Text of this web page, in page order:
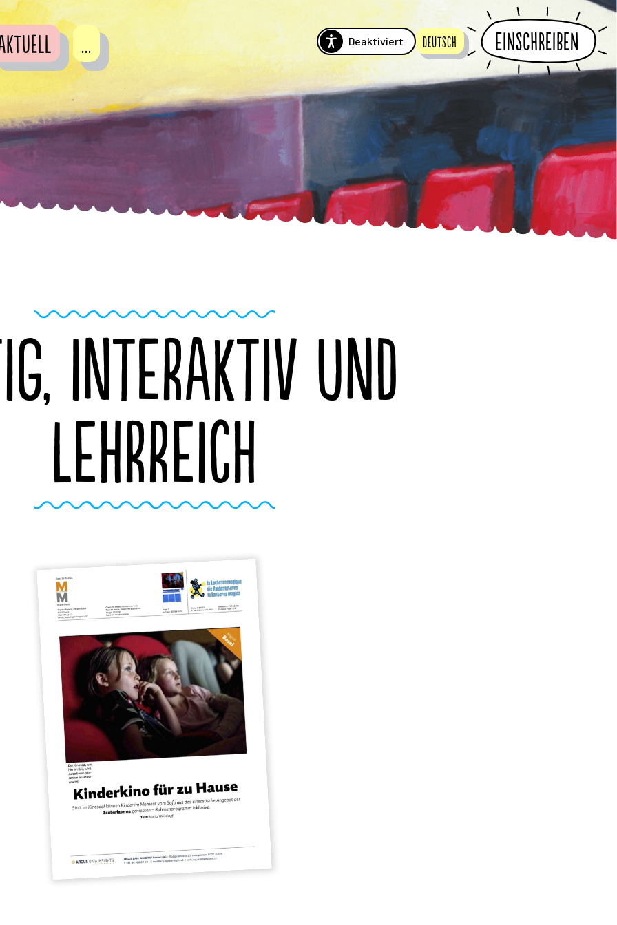
Deaktiviert Deutsch Einschreiben
...
INTERAKTIV UND
LEHRREICH